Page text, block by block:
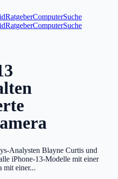
RatgeberComputerSuche
RatgeberComputerSuche
Analysten Blayne Curtis und
iPhone-13-Modelle mit einer
mit einer...